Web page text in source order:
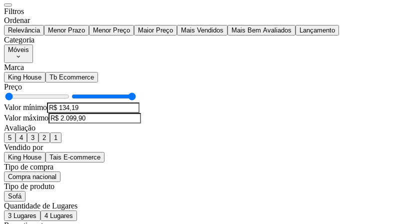
Filtros
Ordenar
Relevância Menor Prazo Menor Preço Maior Preço Mais Vendidos Mais Bem Avaliados Lançamento
Categoria
Móveis
Marca
King House Tb Ecommerce
Preço
Valor mínimo
Valor máximo
Avaliação
5 4 3 2 1
Vendido por
King House Tais E-commerce
Tipo de compra
Compra nacional
Tipo de produto
Sofá
Quantidade de Lugares
3 Lugares 4 Lugares